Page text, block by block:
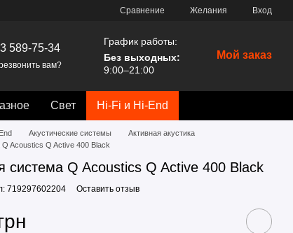
Сравнение Желания Вход
589-75-34
вам?
График работы:
Без выходных:
9:00–21:00
Мой заказ
Свет Hi-Fi и Hi-End
Акустические системы
Активная акустика
Acoustics Q Active 400 Black
система Q Acoustics Q Active 400 Black
719297602204 Оставить отзыв